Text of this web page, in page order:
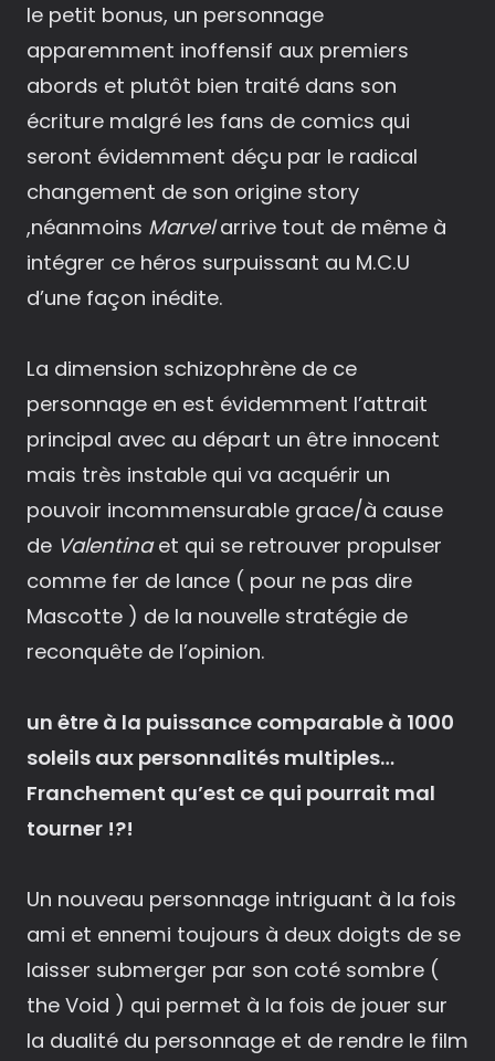
le petit bonus, un personnage
apparemment inoffensif aux premiers
abords et plutôt bien traité dans son
écriture malgré les fans de comics qui
seront évidemment déçu par le radical
changement de son origine story
,néanmoins Marvelarrive tout de même à
intégrer ce héros surpuissant au M.C.U
d’une façon inédite.
La dimension schizophrène de ce
personnage en est évidemment l’attrait
principal avec au départ un être innocent
mais très instable qui va acquérir un
pouvoir incommensurable grace/à cause
de Valentinaet qui se retrouver propulser
comme fer de lance ( pour ne pas dire
Mascotte ) de la nouvelle stratégie de
reconquête de l’opinion.
un être à la puissance comparable à 1000
soleils aux personnalités multiples…
Franchement qu’est ce qui pourrait mal
tourner !?!
Un nouveau personnage intriguant à la fois
ami et ennemi toujours à deux doigts de se
laisser submerger par son coté sombre (
the Void ) qui permet à la fois de jouer sur
la dualité du personnage et de rendre le film